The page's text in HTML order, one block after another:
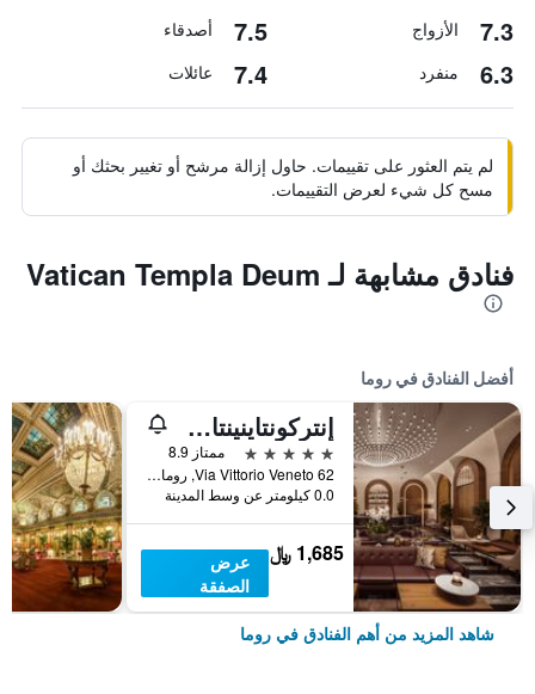
7.3 الأزواج 7.5 أصدقاء
6.3 منفرد 7.4 عائلات
لم يتم العثور على تقييمات. حاول إزالة مرشح أو تغيير بحثك أو
مسح كل شيء لعرض التقييمات.
فنادق مشابهة لـ Vatican Templa Deum
أفضل الفنادق في روما
إنتركونتاينينتال روم أمباسشياتوري بالاس باي آيتش جي
5 نجوم
ممتاز 8.9
Via Vittorio Veneto 62, روما, إيطاليا
0.0 كيلومتر عن وسط المدينة
1,685 ﷼
عرض
الصفقة
شاهد المزيد من أهم الفنادق في روما